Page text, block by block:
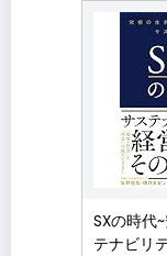
SXの時代
テナビリ